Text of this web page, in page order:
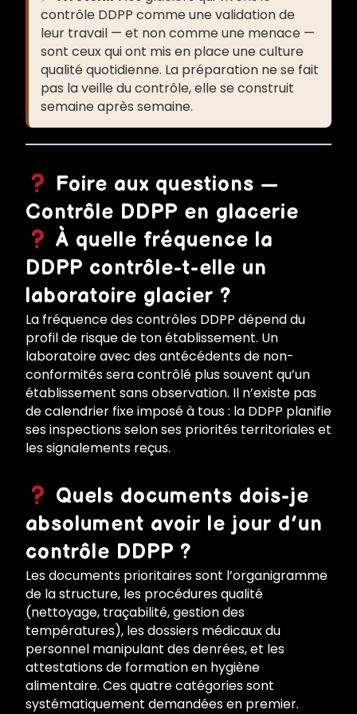
contrôle DDPP comme une validation de
leur travail — et non comme une menace —
sont ceux qui ont mis en place une culture
qualité quotidienne. La préparation ne se fait
pas la veille du contrôle, elle se construit
semaine après semaine.
Foire aux questions —
Contrôle DDPP en glacerie
À quelle fréquence la
DDPP contrôle-t-elle un
laboratoire glacier ?
La fréquence des contrôles DDPP dépend du
profil de risque de ton établissement. Un
laboratoire avec des antécédents de non-
conformités sera contrôlé plus souvent qu’un
établissement sans observation. Il n’existe pas
de calendrier fixe imposé à tous : la DDPP planifie
ses inspections selon ses priorités territoriales et
les signalements reçus.
Quels documents dois-je
absolument avoir le jour d’un
contrôle DDPP ?
Les documents prioritaires sont l’organigramme
de la structure, les procédures qualité
(nettoyage, traçabilité, gestion des
températures), les dossiers médicaux du
personnel manipulant des denrées, et les
attestations de formation en hygiène
alimentaire. Ces quatre catégories sont
systématiquement demandées en premier.